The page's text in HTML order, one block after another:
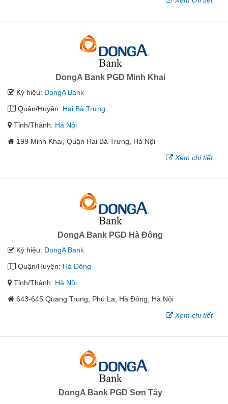
DongA Bank PGD Minh Khai
Ký hiệu: DongA Bank
Quận/Huyện: Hai Bà Trưng
Tỉnh/Thành: Hà Nội
199 Minh Khai, Quận Hai Bà Trưng, Hà Nội
Xem chi tiết
DongA Bank PGD Hà Đông
Ký hiệu: DongA Bank
Quận/Huyện: Hà Đông
Tỉnh/Thành: Hà Nội
643-645 Quang Trung, Phú La, Hà Đông, Hà Nội
Xem chi tiết
DongA Bank PGD Sơn Tây